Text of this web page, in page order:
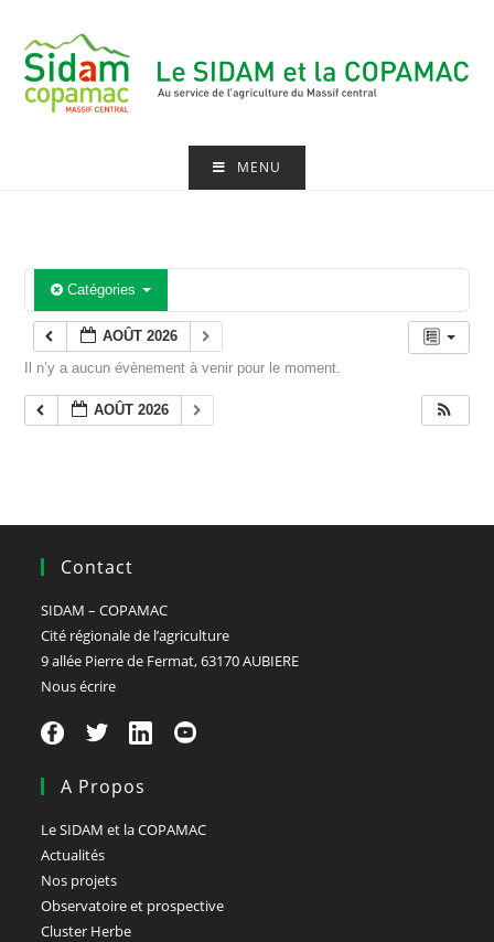
content
MENU
Catégories
AOÛT 2026
Il n’y a aucun évènement à venir pour le moment.
AOÛT 2026
Contact
SIDAM – COPAMAC
Cité régionale de l’agriculture
9 allée Pierre de Fermat, 63170 AUBIERE
Nous écrire
A Propos
Le SIDAM et la COPAMAC
Actualités
Nos projets
Observatoire et prospective
Cluster Herbe